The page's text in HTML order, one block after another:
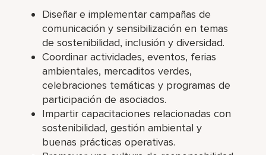
Diseñar e implementar campañas de
comunicación y sensibilización en temas
de sostenibilidad, inclusión y diversidad.
Coordinar actividades, eventos, ferias
ambientales, mercaditos verdes,
celebraciones temáticas y programas de
participación de asociados.
Impartir capacitaciones relacionadas con
sostenibilidad, gestión ambiental y
buenas prácticas operativas.